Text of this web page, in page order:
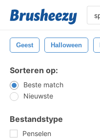
Geest Halloween
Sorteren op:
Beste match
Nieuwste
Bestandstype
Penselen